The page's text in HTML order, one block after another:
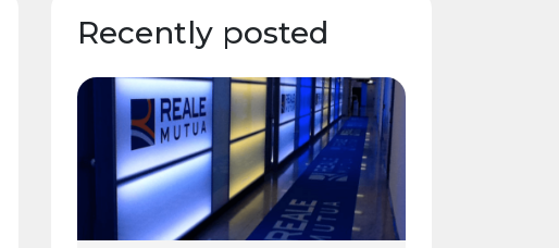
Recently posted